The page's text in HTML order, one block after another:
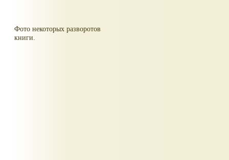
Фото некоторых разворотов
книги.